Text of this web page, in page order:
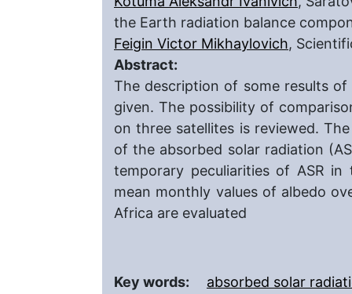
the Earth radiation balance
Feigin Victor Mikhaylovich,
Abstract:
The description of some results
given. The possibility of
on three satellites is reviewed.
of the absorbed solar radiation
temporary peculiarities of ASR in
mean monthly values of albedo
Africa are evaluated
Key words:
absorbed solar